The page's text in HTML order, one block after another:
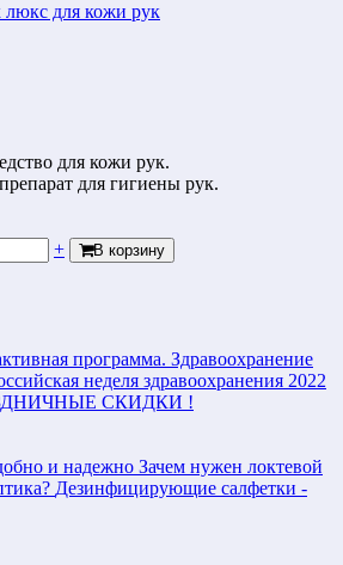
люкс для кожи рук
для кожи рук.
для гигиены рук.
+ В корзину
программа. Здравоохранение
неделя здравоохранения 2022
СКИДКИ !
и надежно Зачем нужен локтевой
Дезинфицирующие салфетки -